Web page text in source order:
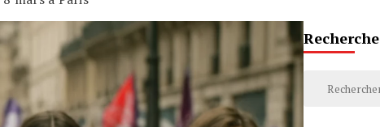
Recherche